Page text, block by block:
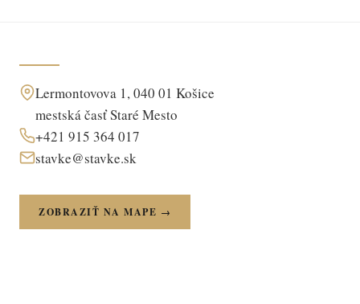
Lermontovova 1, 040 01 Košice
mestská časť Staré Mesto
+421 915 364 017
stavke@stavke.sk
ZOBRAZIŤ NA MAPE →